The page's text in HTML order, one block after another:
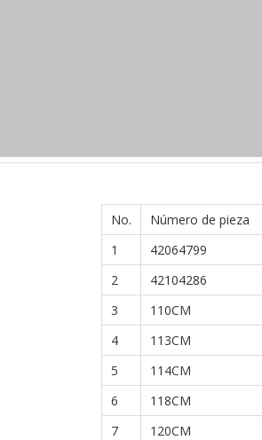
No. Número de pieza
1
42064799
2
42104286
3
110CM
4
113CM
5
114CM
6
118CM
7
120CM